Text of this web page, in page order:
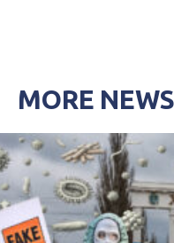
MORE NEWS